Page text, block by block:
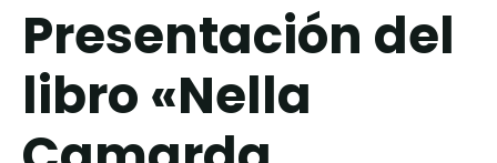
Presentación del
libro «Nella